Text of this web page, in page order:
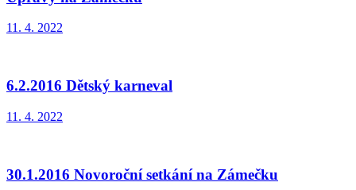
11. 4. 2022
6.2.2016 Dětský karneval
11. 4. 2022
30.1.2016 Novoroční setkání na Zámečku